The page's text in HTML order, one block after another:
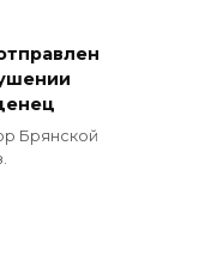
Брянской